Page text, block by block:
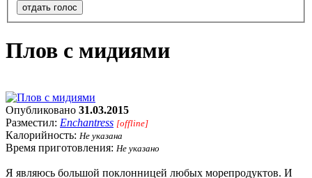
отдать голос
Плов с мидиями
Опубликовано 31.03.2015
Разместил: Enchantress [offline]
Калорийность: Не указана
Время приготовления: Не указано
Я являюсь большой поклонницей любых морепродуктов. И